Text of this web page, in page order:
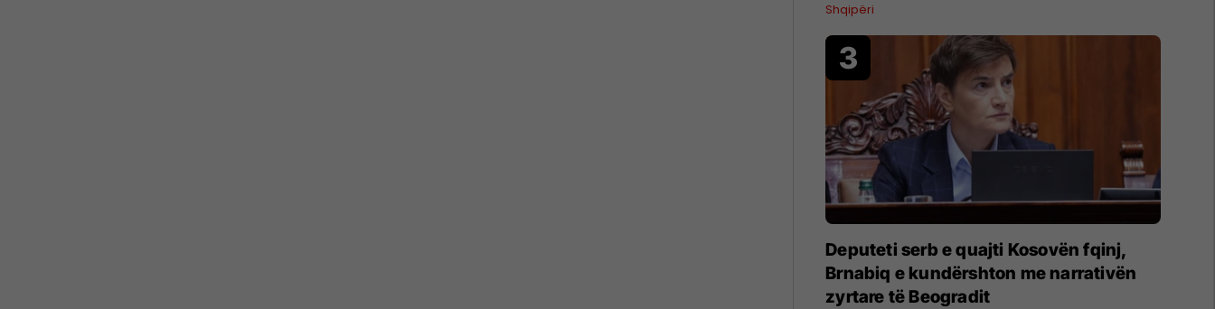
Shqipëri
Deputeti serb e quajti Kosovën fqinj,
Brnabiq e kundërshton me narrativën
zyrtare të Beogradit